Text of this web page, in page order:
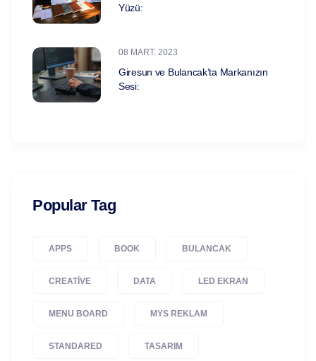
Yüzü:
08 MART. 2023
Giresun ve Bulancak’ta Markanızın
Sesi:
Popular Tag
APPS BOOK BULANCAK
CREATIVE DATA LED EKRAN
MENU BOARD MYS REKLAM
STANDARED TASARIM